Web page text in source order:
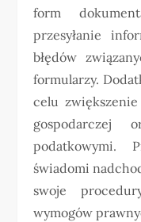
form
przesyłanie
błędów
formularzy.
celu
gospodarczej
podatkowymi.
świadomi
swoje
wymogów